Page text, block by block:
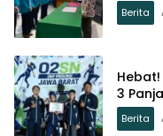
Berita
Hebat!
3
Berita